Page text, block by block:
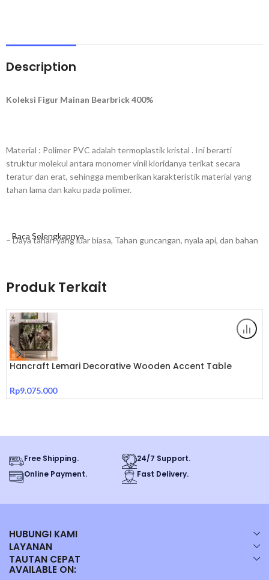
Description
Koleksi Figur Mainan Bearbrick 400%
Material : Polimer PVC adalah termoplastik kristal . Ini berarti
struktur molekul antara monomer vinil kloridanya terikat secara
teratur dan erat, sehingga memberikan karakteristik material yang
tahan lama dan kaku pada polimer.
– Daya tahan yang luar biasa, Tahan guncangan, nyala api, dan bahan
Dengan Suhu pencetakan PVC adalah antara 20°C dan 60°C,
sedangkan PVC akan meleleh pada suhu antara 170°C dan 210°C.
Size :
L :10 * W : 13 *H : 29
sudah termasuk dengan bubble warp.
Mohon dilengkapi dengan asuransi untuk barang pecah belah dan
READY STOCK.
Baca Selengkapnya
Produk Terkait
Hancraft Lemari Decorative Wooden Accent Table
Rp9.075.000
Free Shipping.
24/7 Support.
Online Payment.
Fast Delivery.
HUBUNGI KAMI
LAYANAN
TAUTAN CEPAT
AVAILABLE ON: